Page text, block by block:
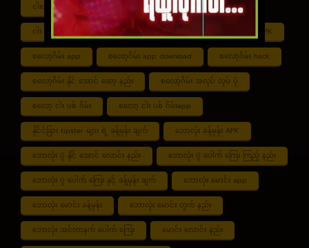
ငါးပစ်ဂိမ်း App download ငါး ပစ် ဂိမ်း link
ငါး ပစ် ဂိမ်း ဆော့ နည်း ငါး ပစ် ဂိမ်း ပိုက်ဆံ ရ စလော့ဂိမ်း APK
စလော့ဂိမ်း app စလော့ဂိမ်း app download စလော့ဂိမ်း hack
စလော့ဂိမ်း နိုင် အောင် ဆော့ နည်း စလော့ဂိမ်း အလုပ် လုပ် ပုံ
စလော့ ငါး ပစ် ဂိမ်း စလော့ ငါး ပစ် ဂိမ်းapp
နိုင်ငံခြား tipster များ ရဲ့ ခန့်မှန်း ချက် ဘောလုံး ခန့်မှန်း APK
ဘောလုံး ပွဲ နိုင် အောင် လောင်း နည်း ဘောလုံး ပွဲ ပေါက် ကြေး ကြည့် နည်း
ဘောလုံး ပွဲ ပေါက် ကြေး နှင့် ခန့်မှန်း ချက် ဘောလုံး မောင်း app
ဘောလုံး မောင်း ခန့်မှန်း ဘောလုံး မောင်း တွက် နည်း
ဘောလုံး အင်တာနက် ပေါက် ကြေး မောင်း လောင်း နည်း